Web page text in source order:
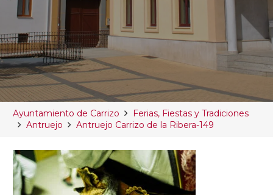
Ayuntamiento de Carrizo
Ferias, Fiestas y Tradiciones
Antruejo
Antruejo Carrizo de la Ribera-149